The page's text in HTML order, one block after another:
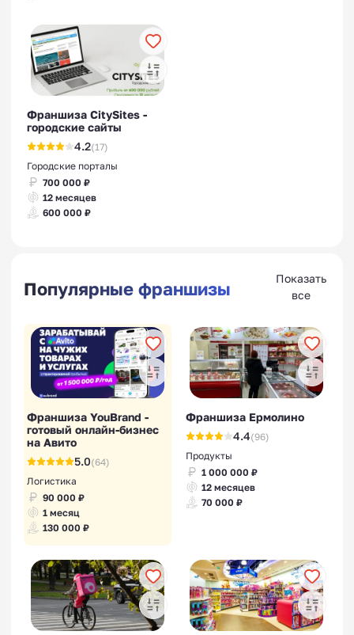
Франшиза CitySites -
городские сайты
4.2(17)
Городские порталы
700 000 ₽
12 месяцев
600 000 ₽
Популярные франшизы
Показать
все
Франшиза YouBrand -
готовый онлайн-бизнес
на Авито
5.0(64)
Логистика
90 000 ₽
1 месяц
130 000 ₽
Франшиза Ермолино
4.4(96)
Продукты
1 000 000 ₽
12 месяцев
70 000 ₽